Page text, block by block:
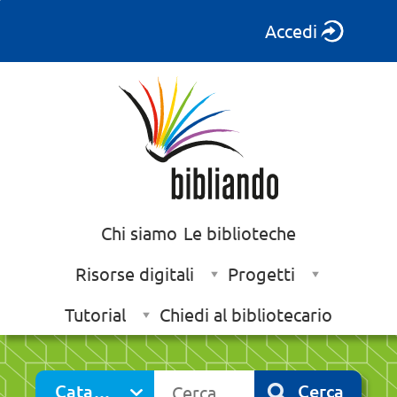
Accedi
Chi siamo Le biblioteche
Risorse digitali
Progetti
Tutorial
Chiedi al bibliotecario
Catalogo Cerca su "Catalogo" Cerca